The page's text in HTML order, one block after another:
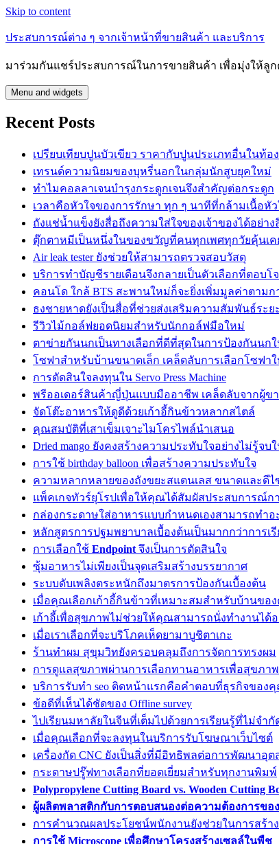
Skip to content
ประสบการณ์ต่าง ๆ จากเจ้าหน้าที่ขายสินค้า และบริการ
มาร่วมกันแชร์ประสบการณ์ในการขายสินค้า เพื่อมุ่งให้ลู
Menu and widgets
Recent Posts
เปรียบเทียบปูนบัวเขียว ราคากับปูนประเภทอื่นในท้อ
เทรนด์ความนิยมของบุหรี่นอกในกลุ่มนักสูบยุคใหม่
ทำไมคอลลาเจนบำรุงกระดูกเจนจึงสำคัญต่อกระดูก
เวลาคือหัวใจของการรักษา ทุก ๆ นาทีที่กล้ามเนื้อหัว
ถังแช่น้ำแข็งยังสื่อถึงความใส่ใจของเจ้าของได้อย่าง
ตุ๊กตาหมีเป็นหนึ่งในของขวัญที่คนทุกเพศทุกวัยคุ้นเค
Air leak tester ยังช่วยให้สามารถตรวจสอบวัสดุ
บริการทำบัญชีรายเดือนจึงกลายเป็นตัวเลือกที่ตอบโ
คอนโด ใกล้ BTS สะพานใหม่ก็จะยิ่งเพิ่มมูลค่าตาม
ธงชายหาดยังเป็นสื่อที่ช่วยส่งเสริมความสัมพันธ์ระย
รีวิวไม้กอล์ฟยอดนิยมสำหรับนักกอล์ฟมือใหม่
ตาข่ายกันนกเป็นทางเลือกที่ดีที่สุดในการป้องกันน
โซฟาสำหรับบ้านขนาดเล็ก เคล็ดลับการเลือกโซฟา
การตัดสินใจลงทุนใน Servo Press Machine
พรีออเดอร์สินค้าญี่ปุ่นแบบมืออาชีพ เคล็ดลับจากผู้ขา
จัดโต๊ะอาหารให้ดูดีด้วยเก้าอี้กินข้าวหลากสไตล์
คุณสมบัติที่เสาเข็มเจาะไมโครไพล์นำเสนอ
Dried mango ยังคงสร้างความประทับใจอย่างไม่รู้จบ
การใช้ birthday balloon เพื่อสร้างความประทับใจ
ความหลากหลายของถังขยะสแตนเลส ขนาดและดี
แพ็คเกจทัวร์ยุโรปเพื่อให้คุณได้สัมผัสประสบการณ์ก
กล่องกระดาษใส่อาหารแบบกำหนดเองสามารถทำ
หลักสูตรการปฐมพยาบาลเบื้องต้นเป็นมากกว่าการเ
การเลือกใช้ Endpoint จึงเป็นการตัดสินใจ
ซุ้มอาหารไม่เพียงเป็นจุดเสริมสร้างบรรยากาศ
ระบบดับเพลิงตระหนักถึงมาตรการป้องกันเบื้องต้น
เมื่อคุณเลือกเก้าอี้กินข้าวที่เหมาะสมสำหรับบ้านขอ
เก้าอี้เพื่อสุขภาพไม่ช่วยให้คุณสามารถนั่งทำงานได้อ
เมื่อเราเลือกที่จะบริโภคเห็ดยามาบูชิตาเกะ
ร้านทำผม สุขุมวิทยังครอบคลุมถึงการจัดการทรงผม
การดูแลสุขภาพผ่านการเลือกทานอาหารเพื่อสุขภาพ
บริการรับทำ seo ติดหน้าแรกคือคำตอบที่ธุรกิจของ
ข้อดีที่เห็นได้ชัดของ Offline survey
ไปเรียนมหาลัยในจีนที่เต็มไปด้วยการเรียนรู้ที่ไม่จำกั
เมื่อคุณเลือกที่จะลงทุนในบริการรับโฆษณาเว็บไซต์
เครื่องกัด CNC ยังเป็นสิ่งที่มีอิทธิพลต่อการพัฒนาอุต
กระดาษปรู๊ฟทางเลือกที่ยอดเยี่ยมสำหรับทุกงานพิมพ์
Polypropylene Cutting Board vs. Wooden
ผู้ผลิตพลาสติกกับการตอบสนองต่อความต้องการขอ
การคำนวณผลประโยชน์พนักงานยังช่วยในการสร้า
การใช้ Microscope เพื่อศึกษาโครงสร้างเซลล์ในพืช